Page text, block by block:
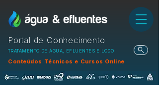
Portal de Conhecimento
TRATAMENTO DE ÁGUA, EFLUENTES E LODO
Conteúdos Técnicos e Cursos Online